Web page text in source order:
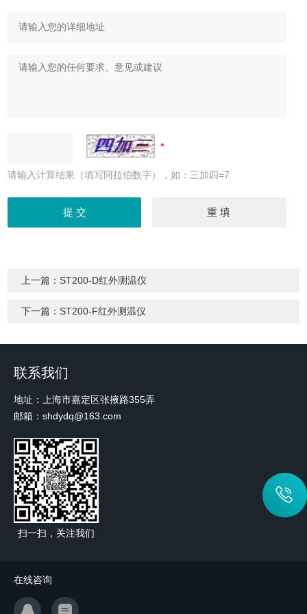
请输入计算结果（填写阿拉伯数字），如：三加四=7
上一篇： ST200-D红外测温仪
下一篇： ST200-F红外测温仪
联系我们
地址：上海市嘉定区张掖路355弄
邮箱：shdydq@163.com
扫一扫，关注我们
在线咨询